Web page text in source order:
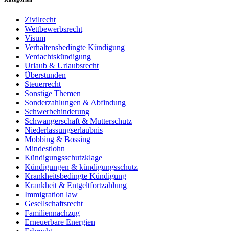
Zivilrecht
Wettbewerbsrecht
Visum
Verhaltensbedingte Kündigung
Verdachtskündigung
Urlaub & Urlaubsrecht
Überstunden
Steuerrecht
Sonstige Themen
Sonderzahlungen & Abfindung
Schwerbehinderung
Schwangerschaft & Mutterschutz
Niederlassungserlaubnis
Mobbing & Bossing
Mindestlohn
Kündigungsschutzklage
Kündigungen & kündigungsschutz
Krankheitsbedingte Kündigung
Krankheit & Entgeltfortzahlung
Immigration law
Gesellschaftsrecht
Familiennachzug
Erneuerbare Energien